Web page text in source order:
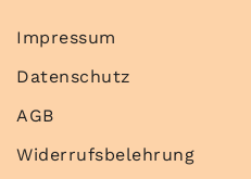
Impressum
Datenschutz
AGB
Widerrufsbelehrung